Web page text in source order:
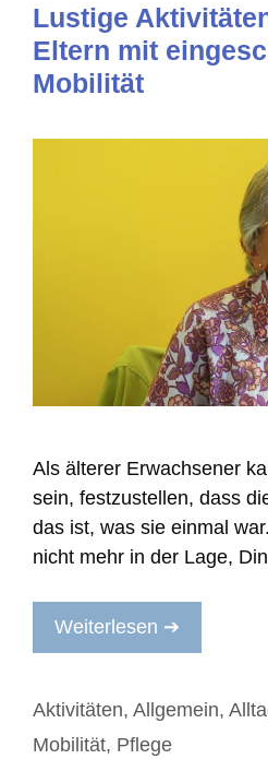
Lustige
Eltern mit
Mobilität
Als älterer Erwachsener
sein, festzustellen, dass
das ist, was sie einmal
nicht mehr in der Lage,
Weiterlesen ➔
Kategorien
Aktivitäten, Allgemein,
Mobilität, Pflege